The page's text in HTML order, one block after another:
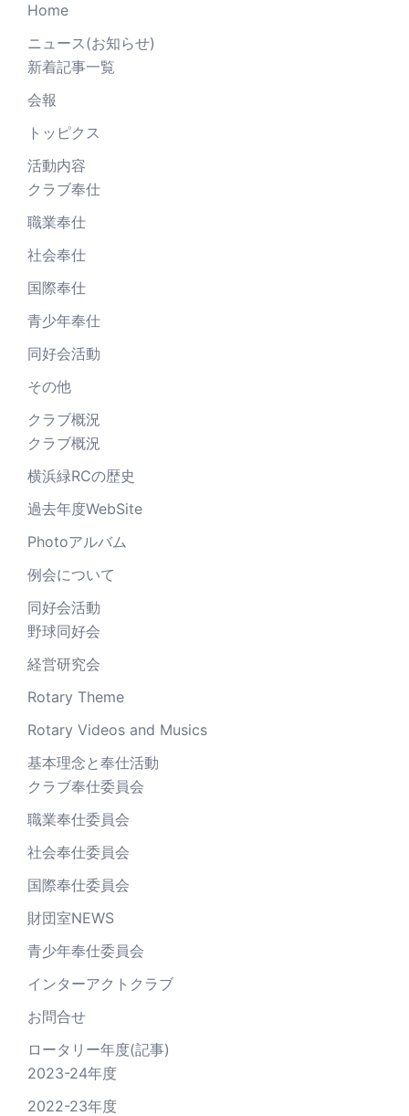
Home
ニュース(お知らせ)
新着記事一覧
会報
トッピクス
活動内容
クラブ奉仕
職業奉仕
社会奉仕
国際奉仕
青少年奉仕
同好会活動
その他
クラブ概況
クラブ概況
横浜緑RCの歴史
過去年度WebSite
Photoアルバム
例会について
同好会活動
野球同好会
経営研究会
Rotary Theme
Rotary Videos and Musics
基本理念と奉仕活動
クラブ奉仕委員会
職業奉仕委員会
社会奉仕委員会
国際奉仕委員会
財団室NEWS
青少年奉仕委員会
インターアクトクラブ
お問合せ
ロータリー年度(記事)
2023-24年度
2022-23年度